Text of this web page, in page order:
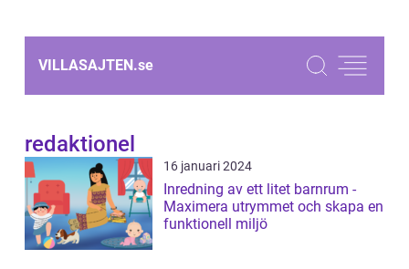
VILLASAJTEN.se
redaktionel
16 januari 2024
Inredning av ett litet barnrum -
Maximera utrymmet och skapa en
funktionell miljö